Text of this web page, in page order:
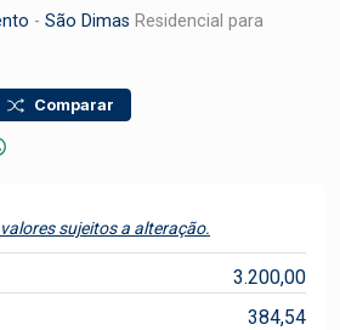
- São Dimas Residencial para
Comparar
valores sujeitos a alteração.
3.200,00
384,54